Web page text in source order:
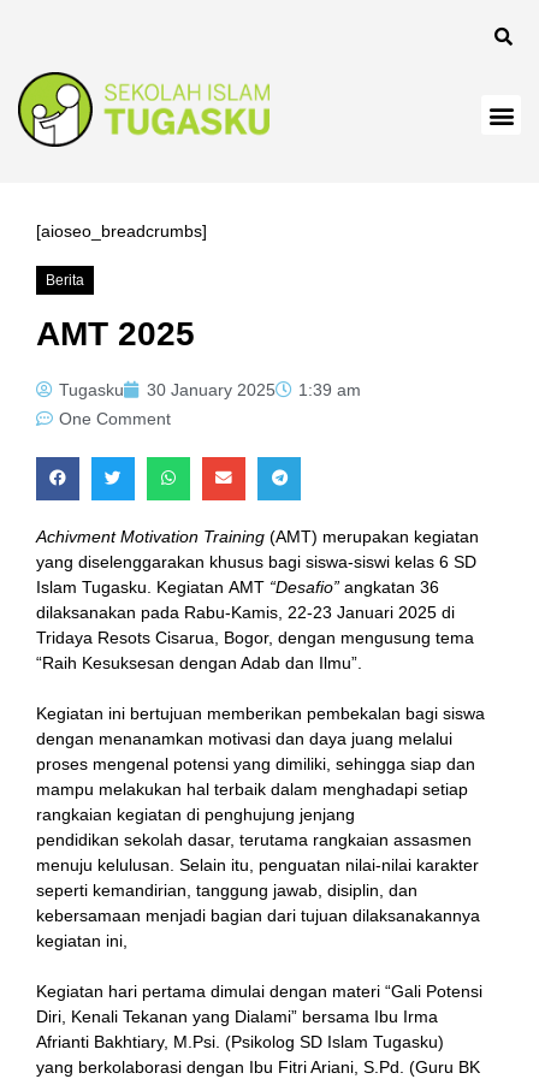
[aioseo_breadcrumbs]
Berita
AMT 2025
Tugasku 30 January 2025
1:39 am
One Comment
Achivment Motivation Training (AMT) merupakan kegiatan
yang diselenggarakan khusus bagi siswa-siswi kelas 6 SD
Islam Tugasku. Kegiatan AMT “Desafio” angkatan 36
dilaksanakan pada Rabu-Kamis, 22-23 Januari 2025 di
Tridaya Resots Cisarua, Bogor, dengan mengusung tema
“Raih Kesuksesan dengan Adab dan Ilmu”.
Kegiatan ini bertujuan memberikan pembekalan bagi siswa
dengan menanamkan motivasi dan daya juang melalui
proses mengenal potensi yang dimiliki, sehingga siap dan
mampu melakukan hal terbaik dalam menghadapi setiap
rangkaian kegiatan di penghujung jenjang
pendidikan sekolah dasar, terutama rangkaian assasmen
menuju kelulusan. Selain itu, penguatan nilai-nilai karakter
seperti kemandirian, tanggung jawab, disiplin, dan
kebersamaan menjadi bagian dari tujuan dilaksanakannya
kegiatan ini,
Kegiatan hari pertama dimulai dengan materi “Gali Potensi
Diri, Kenali Tekanan yang Dialami” bersama Ibu Irma
Afrianti Bakhtiary, M.Psi. (Psikolog SD Islam Tugasku)
yang berkolaborasi dengan Ibu Fitri Ariani, S.Pd. (Guru BK